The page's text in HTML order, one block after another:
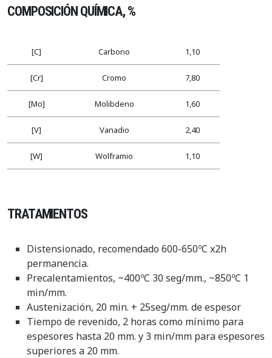
COMPOSICIÓN QUÍMICA, %
[C] Carbono 1,10
[Cr] Cromo 7,80
[Mo] Molibdeno 1,60
[V] Vanadio 2,40
[W] Wolframio 1,10
TRATAMIENTOS
Distensionado, recomendado 600-650ºC x2h
permanencia.
Precalentamientos, ~400ºC 30 seg/mm., ~850ºC 1
min/mm.
Austenización, 20 min. + 25seg/mm. de espesor
Tiempo de revenido, 2 horas como mínimo para
espesores hasta 20 mm. y 3 min/mm para espesores
superiores a 20 mm.